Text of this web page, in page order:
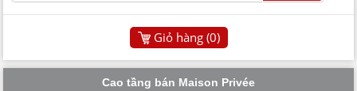
Giỏ hàng (0)
Cao tầng bán Maison Privée